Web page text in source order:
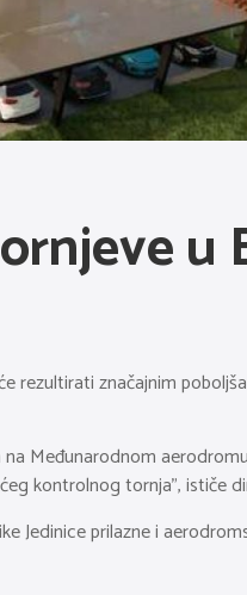
u
rezultirati značajnim
Međunarodnom
kontrolnog tornja”, ističe
Jedinice prilazne i